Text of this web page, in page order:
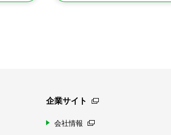
企業サイト
会社情報